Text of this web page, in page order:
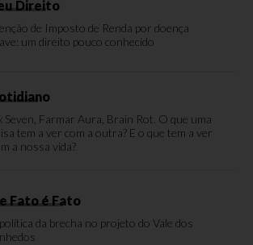
Direito
de Imposto de Renda por doença
um direito pouco conhecido
Seven, Farmar Aura, Brain Rot. O que uma
tem a ver com a outra? E o que tem a ver
a nossa vida?
Fato é Fato
da brecha no projeto do Vale dos